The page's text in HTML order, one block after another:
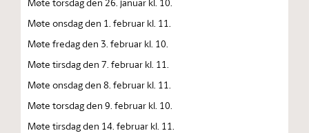
Møte onsdag den 1. februar kl. 11.
Møte fredag den 3. februar kl. 10.
Møte tirsdag den 7. februar kl. 11.
Møte onsdag den 8. februar kl. 11.
Møte torsdag den 9. februar kl. 10.
Møte tirsdag den 14. februar kl. 11.